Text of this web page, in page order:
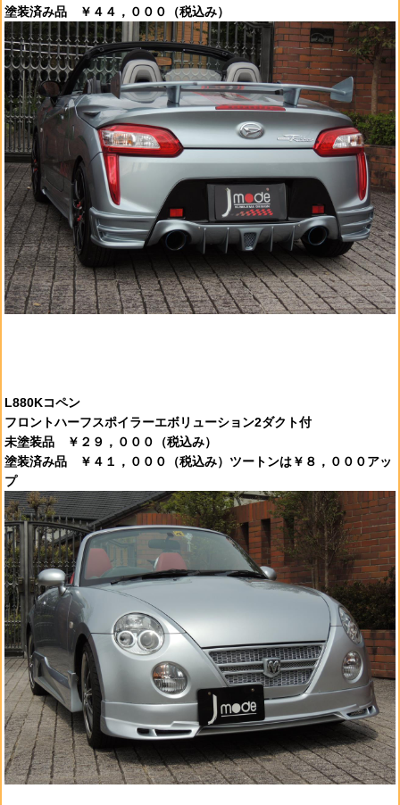
塗装済み品 ￥４４，０００（税込み）
L880Kコペン
フロントハーフスポイラーエボリューション2ダクト付
未塗装品 ￥２９，０００（税込み）
塗装済み品 ￥４１，０００（税込み）ツートンは￥８，０００アッ
プ